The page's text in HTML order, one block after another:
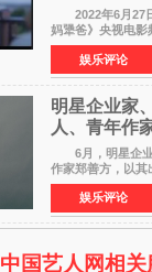
2022年6月27日
妈犟爸》央视电影
电影在央视电影频
日，2022年9月30
月14日）。除了多
娱乐评论
明星企业家
人、青年作
6月，明星企业
作家郑善方，以其
的卓越建树，成功
域的双重影响力
娱乐评论
中国艺人网相关